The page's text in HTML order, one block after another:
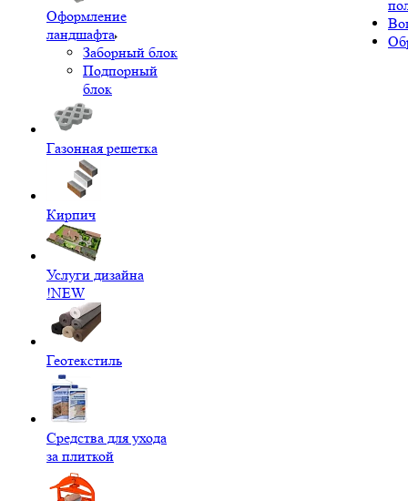
Оформление
ландшафта
Заборный блок
Подпорный
блок
Газонная решетка
Кирпич
Услуги дизайна
!NEW
Геотекстиль
Средства для ухода
за плиткой